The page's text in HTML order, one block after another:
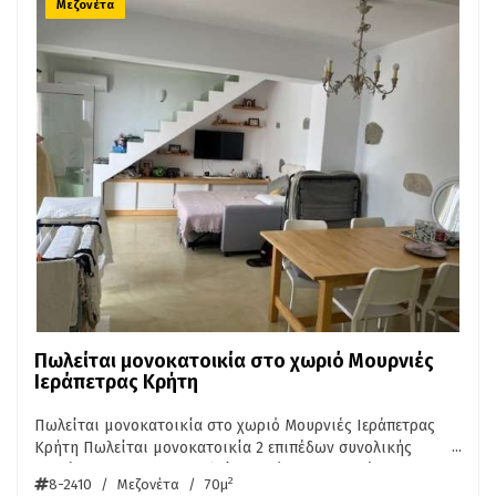
κορυφές του Ψηλορείτη μοντέρνο, άνετο, ήσυχο, μέσα στο
όμορφο παραδοσιακό χωριό του Αμαρίου.
Μεζονέτα
Πωλείται μονοκατοικία στο χωριό Μουρνιές
Ιεράπετρας Κρήτη
Πωλείται μονοκατοικία στο χωριό Μουρνιές Ιεράπετρας
Κρήτη Πωλείται μονοκατοικία 2 επιπέδων συνολικής
σαλοκουζίνα, μπάνιο . Διαθέτει κλιματισμός, κουφώματα
...
8-2410 / Μεζονέτα / 70μ2